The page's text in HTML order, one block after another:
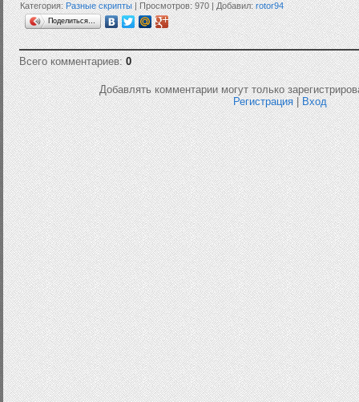
Категория:Разные скрипты| Просмотров: 970 | Добавил:rotor94
Поделиться…
Всего комментариев:0
Добавлять комментарии могут только
Регистрация|Вход